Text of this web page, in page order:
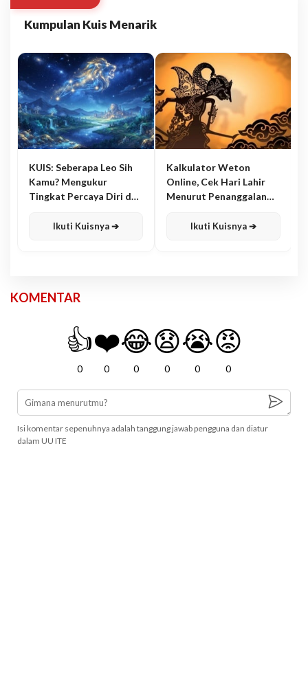
Kumpulan Kuis Menarik
KUIS: Seberapa Leo Sih
Kamu? Mengukur
Tingkat Percaya Diri dan
Ikuti Kuisnya ➔
Kalkulator Weton
Online, Cek Hari Lahir
Menurut Penanggalan
Ikuti Kuisnya ➔
KOMENTAR
👍
0
❤️
0
😂
0
😧
0
😭
0
😡
0
Isi komentar sepenuhnya adalah tanggung jawab pengguna dan diatur
dalam UU ITE